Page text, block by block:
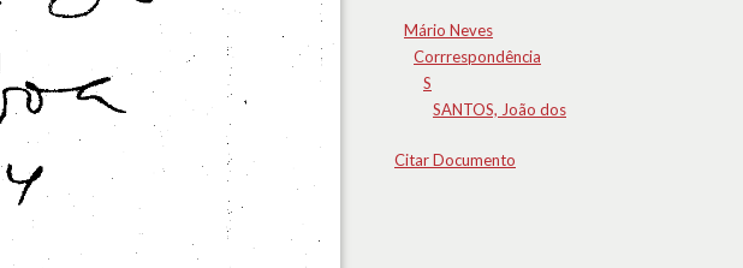
Mário Neves
Corrrespondência
S
SANTOS, João dos
Citar Documento